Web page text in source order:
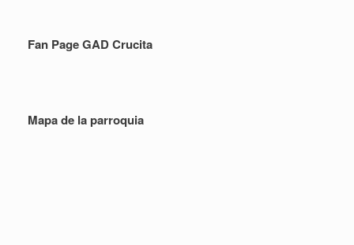
Fan Page GAD Crucita
Mapa de la parroquia